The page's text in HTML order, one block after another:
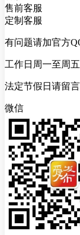
售前客服
定制客服
有问题请加官方
工作日周一至周五
法定节假日请留言
微信